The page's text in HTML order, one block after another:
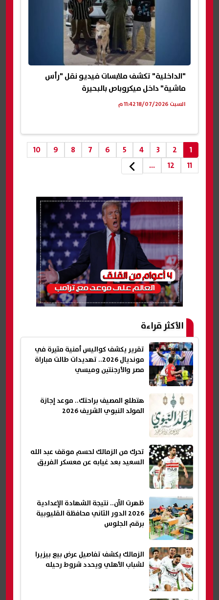
"الداخلية" تكشف ملابسات فيديو نقل "رأس
ماشية" داخل ميكروباص بالبحيرة
السبت 18/07/2026 11:42 م
1
2
3
4
5
6
7
8
9
10
11
12
...
الأكثر قراءة
تقرير يكشف كواليس أمنية مثيرة في
مونديال 2026.. تهديدات طالت مباراة
مصر والأرجنتين وميسي
هتطلع المصيف براحتك.. موعد إجازة
المولد النبوي الشريف 2026
تحرك من الزمالك لحسم موقف عبد الله
السعيد بعد غيابه عن معسكر الفريق
ظهرت الآن.. نتيجة الشهادة الإعدادية
2026 الدور الثاني محافظة القليوبية
برقم الجلوس
الزمالك يكشف تفاصيل عرض بيع بيزيرا
لشباب الأهلي ويحدد شروط رحيله